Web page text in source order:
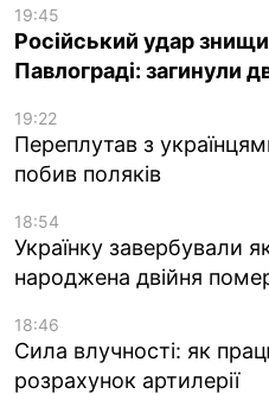
19:45
Російський удар
Павлограді: загинули
19:22
Переплутав з
побив поляків
18:54
Українку завербували
народжена двійня
18:46
Сила влучності: як
розрахунок артилерії